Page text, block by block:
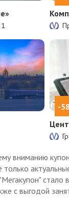
1
-
вниманию
с выгодой